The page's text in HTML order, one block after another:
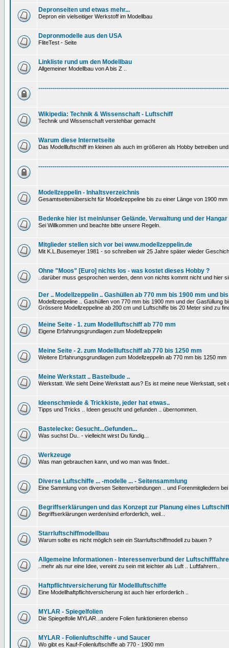
Depronseiten und etwas mehr...
Depron ein vielseitiger Werkstoff im Modellbau
Depronmodelle aus den USA
FliteTest - Seite
Linkliste rund um den Modellbau
Allgemeiner Modellbau von A bis Z ..
Wikipedia: Technik & Wissenschaft - Luftschiff
Technik und Wissenschaft verstehbar gemacht
Warum diese Internetseite
Das Modellluftschiff im kleinen als auch im größeren als Hobby betreiben
Modellzeppelin - Inhaltsverzeichnis
Gesamtseitenübersicht für Modellzeppeline bis zu einer Länge von 1900 mm
Bedenke hier ist mein/unser Gelände. Verwaltung und der Hangar
Sei Willkommen und beachte bitte unsere Regeln.
Mitglieder stellen sich vor bei www.modellzeppelin.de
Mit K.L.Busemeyer 1981 - so schreiben wir 25 Jahre später wieder
Ohne "Moos" [Euro] nichts los - was kostet dieses Hobby ?
..darüber muss gesprochen werden, denn von nichts kommt nicht und hier
Der .. Modellzeppelin .. Gashüllen ab 770 mm bis 1900 mm und
Modellzeppeline .. Gashüllen von 770 mm bis 1900 mm und der
Grössere Modellzeppeline ab 200 cm und Luftschiffe bis 20 Meter sind zu
Meine Seite - 1. zum Modellluftschiff ab 770 mm
Eigene Erfahrungsgrundlagen zum Modellzeppelin
Meine Seite - 2. zum Modellluftschiff ab 770 bis 1250 mm
Weitere Erfahrungsgrundlagen zum Modellzeppelin ab 770 mm bis 1250 mm
Meine Werkstatt .. Bastelbude ..
Werkstatt. Wie sieht Deine Werkstatt aus? Es ist meine neue Werkstatt, seit
Ideenschmiede & Trickkiste, jeder hat etwas..
Tipps und Tricks .. Ideen gesucht und gefunden .. übernommen.
Bastelecke: Gesucht...Gefunden...
Was suchst Du.. - vielleicht wirst Du fündig...
Werkzeuge
Was man gebrauchen kann, und wo man was findet..
Diverse Luftschiffe ... -modelle ... - Seitensammlung
Eine Sammlung von diversen Seitenverbindungen .. und Forenmitgliedern
Begriffserklärungen und das Konzept zur Planung eines
Begriffserklärungen werden/sind erforderlich, weil...
Starrluftschiffmodellbau
Warum sollte es nicht möglich sein ein Starrluftschiffmodell zu bauen ?
Allgemeine Informationen - Interessenverbund der
..mehr als nur eine Idee, vereint zu sein mit leichter als Luft .. Luftfahrern..
Haftpflichtversicherung für Modellluftschiffe
Eine Modellhaftpflichtversicherung ist auch hier erforderlich ..
MYLAR - Spiegelfolien
Die Spiegelfolie MYLAR...andere Folien funktionieren ebenso
MYLAR - Folienluftschiffe - und Saucer
Wo gibt es Kauf-Folienluftschiffe ab 770 - 1900 mm